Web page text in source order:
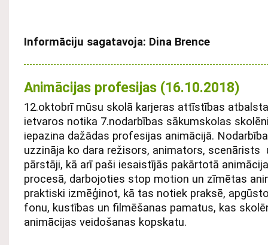
Informāciju sagatavoja: Dina Brence
Animācijas profesijas (16.10.2018)
12.oktobrī mūsu skolā karjeras attīstības
ietvaros notika 7.nodarbības sākumskolas
iepazina dažādas profesijas animācijā.
uzzināja ko dara režisors, animators, scenārists
pārstāji, kā arī paši iesaistījās pakārtotā
procesā, darbojoties stop motion un zīmētas
praktiski izmēģinot, kā tas notiek praksē,
fonu, kustības un filmēšanas pamatus, kas
animācijas veidošanas kopskatu.